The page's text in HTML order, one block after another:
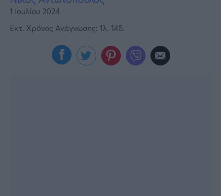
1 Ιουλίου 2024
Εκτ. Χρόνος Ανάγνωσης: 1λ. 14δ.